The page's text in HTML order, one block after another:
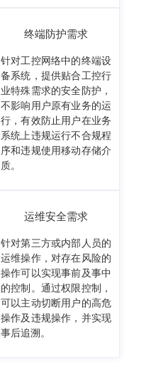
终端防护需求
针对工控网络中的终端设
备系统，提供贴合工控行
业特殊需求的安全防护，
不影响用户原有业务的运
行，有效防止用户在业务
系统上违规运行不合规程
序和违规使用移动存储介
质。
运维安全需求
针对第三方或内部人员的
运维操作，对存在风险的
操作可以实现事前及事中
的控制。通过权限控制，
可以主动切断用户的高危
操作及违规操作，并实现
事后追溯。